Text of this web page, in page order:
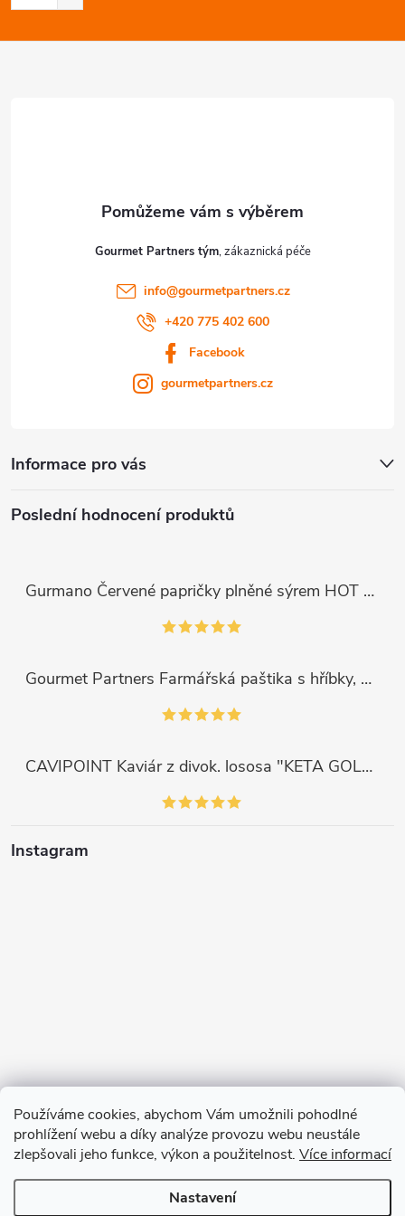
Používáme cookies, abychom Vám umožnili pohodlné
prohlížení webu a díky analýze provozu webu neustále
zlepšovali jeho funkce, výkon a použitelnost. Více informací
Nastavení
t
Informace pro vás
Gourmet Partners tým
info@gourmetpartners.cz
+420 775 402 600
Facebook
gourmetpartners.cz
Poslední hodnocení produktů
Gurmano Červené papričky plněné sýrem HOT palivé, 290g
Gourmet Partners Farmářská paštika s hříbky, 180g
CAVIPOINT Kaviár z divok. lososa "KETA GOLD", 200g
Instagram
Sledovat na Instagramu